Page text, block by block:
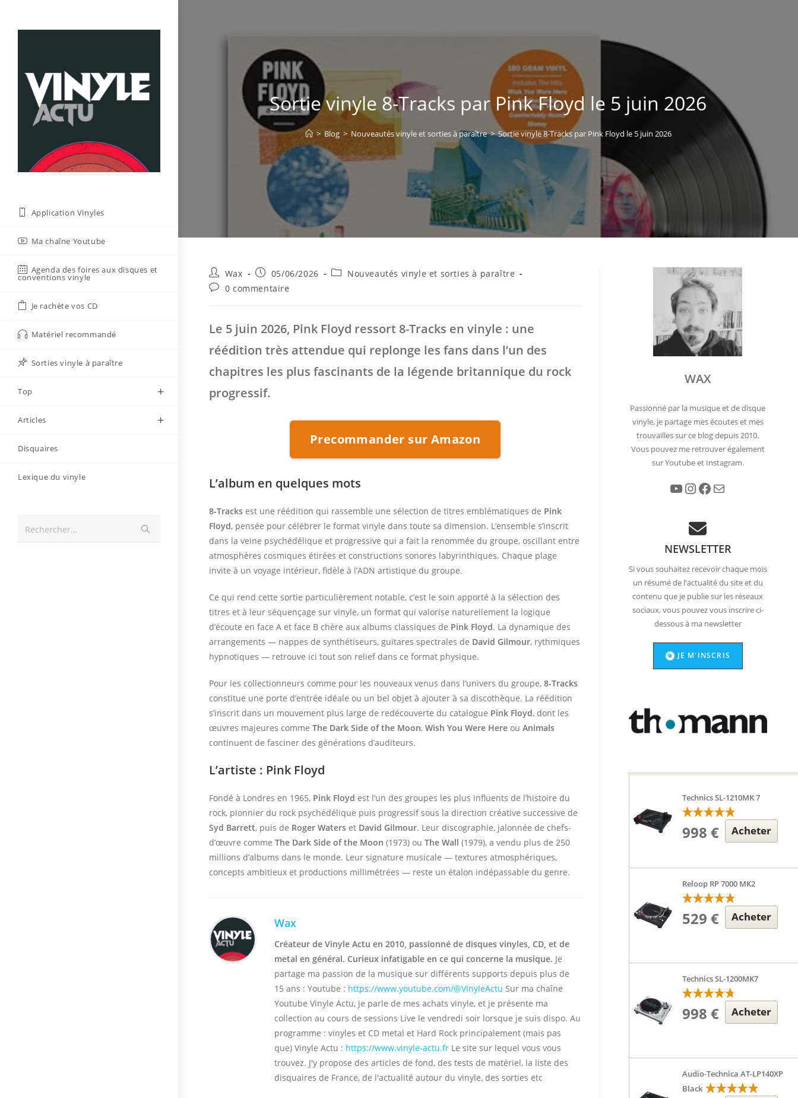
Application Vinyles
Ma chaîne Youtube
Agenda des foires aux disques et
conventions vinyle
Je rachète vos CD
Matériel recommandé
Sorties vinyle à paraître
Top
Articles
Disquaires
Lexique du vinyle
Rechercher…
la
Sortie vinyle 8-Tracks par Pink Floyd le 5 juin 2026
> Blog > Nouveautés vinyle et sorties à paraître > Sortie vinyle 8-Tracks par Pink Floyd le 5 juin 2026
Auteur/autrice
de
la
Wax
Publication
publiée :
05/06/2026
PostNouveautés vinyle et sorties à paraître
Commentaires
0 commentaire
Le 5 juin 2026, Pink Floyd ressort 8-Tracks en vinyle : une
réédition très attendue qui replonge les fans dans l’un des
chapitres les plus fascinants de la légende britannique du rock
progressif.
Precommander sur Amazon
L’album en quelques mots
8-Tracks est une réédition qui rassemble une sélection de titres emblématiques de Pink
Floyd, pensée pour célébrer le format vinyle dans toute sa dimension. L’ensemble s’inscrit
dans la veine psychédélique et progressive qui a fait la renommée du groupe, oscillant entre
atmosphères cosmiques étirées et constructions sonores labyrinthiques. Chaque plage
invite à un voyage intérieur, fidèle à l’ADN artistique du groupe.
Ce qui rend cette sortie particulièrement notable, c’est le soin apporté à la sélection des
titres et à leur séquençage sur vinyle, un format qui valorise naturellement la logique
d’écoute en face A et face B chère aux albums classiques de Pink Floyd. La dynamique des
arrangements — nappes de synthétiseurs, guitares spectrales de David Gilmour, rythmiques
hypnotiques — retrouve ici tout son relief dans ce format physique.
Pour les collectionneurs comme pour les nouveaux venus dans l’univers du groupe,8-Tracks
constitue une porte d’entrée idéale ou un bel objet à ajouter à sa discothèque. La réédition
s’inscrit dans un mouvement plus large de redécouverte du catalogue Pink Floyd, dont les
œuvres majeures commeThe Dark Side of the Moon,Wish You Were Here ouAnimals
continuent de fasciner des générations d’auditeurs.
L’artiste : Pink Floyd
Fondé à Londres en 1965, Pink Floyd est l’un des groupes les plus influents de l’histoire du
rock, pionnier du rock psychédélique puis progressif sous la direction créative successive de
Syd Barrett, puis de Roger Waters et David Gilmour. Leur discographie, jalonnée de chefs-
d’œuvre commeThe Dark Side of the Moon (1973) ouThe Wall (1979), a vendu plus de 250
millions d’albums dans le monde. Leur signature musicale — textures atmosphériques,
concepts ambitieux et productions millimétrées — reste un étalon indépassable du genre.
Wax
Créateur de Vinyle Actu en 2010, passionné de disques vinyles, CD, et de
metal en général. Curieux infatigable en ce qui concerne la musique. Je
partage ma passion de la musique sur différents supports depuis plus de
15 ans : Youtube : https://www.youtube.com/@VinyleActu Sur ma chaîne
Youtube Vinyle Actu, je parle de mes achats vinyle, et je présente ma
collection au cours de sessions Live le vendredi soir lorsque je suis dispo. Au
programme : vinyles et CD metal et Hard Rock principalement (mais pas
que) Vinyle Actu : https://www.vinyle-actu.fr Le site sur lequel vous vous
trouvez. J'y propose des articles de fond, des tests de matériel, la liste des
disquaires de France, de l'actualité autour du vinyle, des sorties etc
WAX
Passionné par la musique et de disque
vinyle, je partage mes écoutes et mes
trouvailles sur ce blog depuis 2010.
Vous pouvez me retrouver également
sur Youtube et Instagram.
YouTube Instagram Facebook E-mail
NEWSLETTER
Si vous souhaitez recevoir chaque mois
un résumé de l'actualité du site et du
contenu que je publie sur les réseaux
sociaux, vous pouvez vous inscrire ci-
dessous à ma newsletter
JE M'INSCRIS
Technics SL-1210MK 7
998 € Acheter
Reloop RP 7000 MK2
529 € Acheter
Technics SL-1200MK7
998 € Acheter
Audio-Technica AT-LP140XP
Black